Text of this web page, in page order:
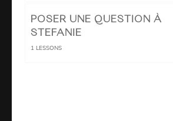
POSER UNE QUESTION À
STEFANIE
1 LESSONS